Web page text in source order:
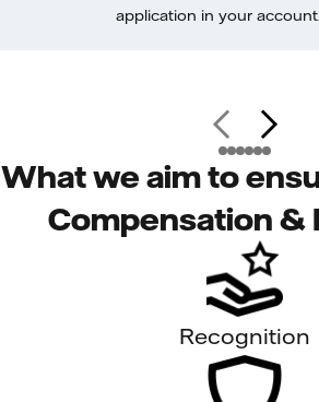
application in your account.
What we aim to
Compensation &
Recognition